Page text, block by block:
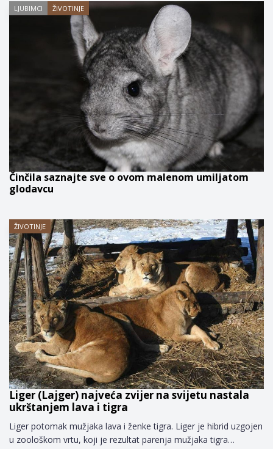
LJUBIMCI ŽIVOTINJE
Činčila saznajte sve o ovom malenom umiljatom
glodavcu
ŽIVOTINJE
Liger (Lajger) najveća zvijer na svijetu nastala
ukrštanjem lava i tigra
Liger potomak mužjaka lava i ženke tigra. Liger je hibrid uzgojen
u zoološkom vrtu, koji je rezultat parenja mužjaka tigra…